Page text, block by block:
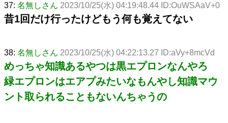
37: 名無しさん 2023/10/25(水) 04:19:48.44 ID:OuWSAaV+0
昔1回だけ行ったけどもう何も覚えてない
38: 名無しさん 2023/10/25(水) 04:22:13.27 ID:aVy+8mcVd
めっちゃ知識あるやつは黒エプロンなんやろ
緑エプロンはエアプみたいなもんやし知識マウ
ント取られることもないんちゃうの